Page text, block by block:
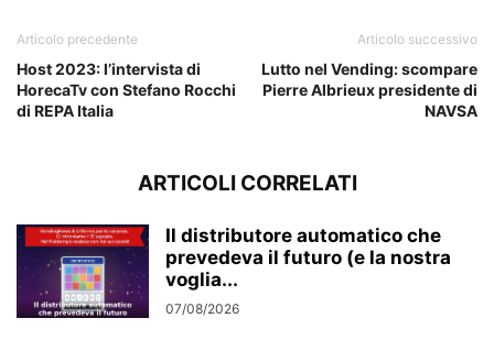
Articolo precedente
Host 2023: l’intervista di
HorecaTv con Stefano Rocchi
di REPA Italia
Articolo successivo
Lutto nel Vending: scompare
Pierre Albrieux presidente di
NAVSA
ARTICOLI CORRELATI
Il distributore automatico che
prevedeva il futuro (e la nostra
voglia...
07/08/2026